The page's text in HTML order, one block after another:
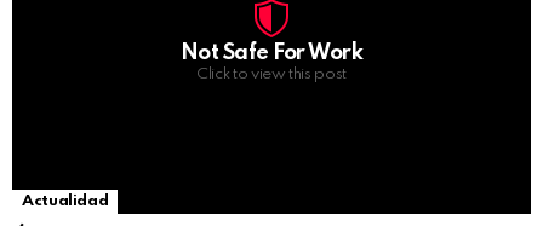
Not Safe For Work
Click to view this post
Actualidad